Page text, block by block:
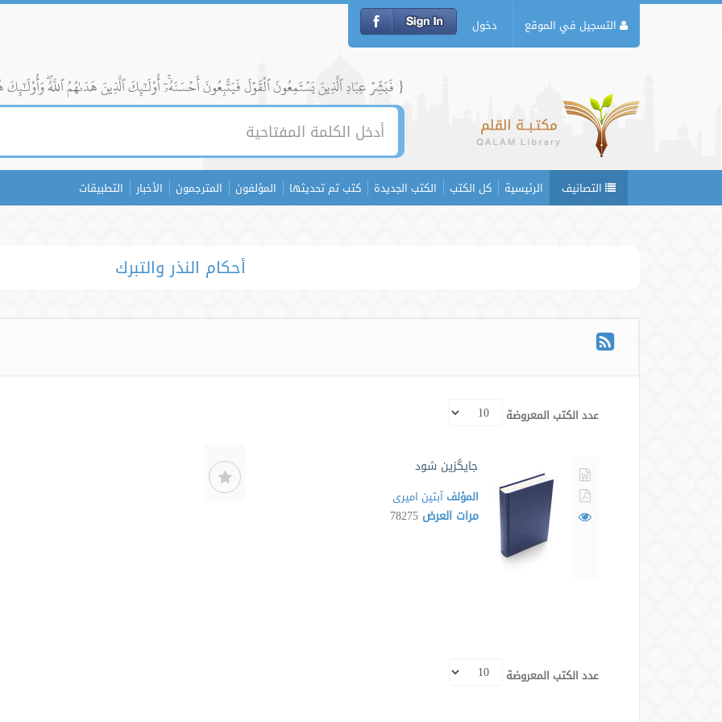
التسجيل في الموقع دخول
{ فَبَشِّرۡ عِبَادِ ٱلَّذِينَ يَسۡتَمِعُونَ ٱلۡقَوۡلَ فَيَتَّبِعُونَ أَحۡسَنَهُۥٓۚ أُوْلَٰٓئِكَ ٱلَّذِينَ هَدَىٰهُمُ ٱللَّهُۖ وَأُوْلَٰٓئِكَ
التصانيف الرئيسية كل الكتب الكتب الجديدة كتب تم تحديثها المؤلفون المترجمون الأخبار التطبيقات
أحكام النذر والتبرك
عدد الكتب المعروضة
جایگزین شود
المؤلف آبتین امیری
مرات العرض 78275
عدد الكتب المعروضة